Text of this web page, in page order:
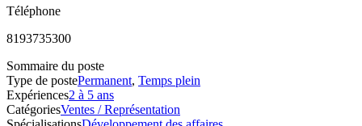
Téléphone
8193735300
Sommaire du poste
Type de postePermanent, Temps plein
Expériences2 à 5 ans
CatégoriesVentes / Représentation